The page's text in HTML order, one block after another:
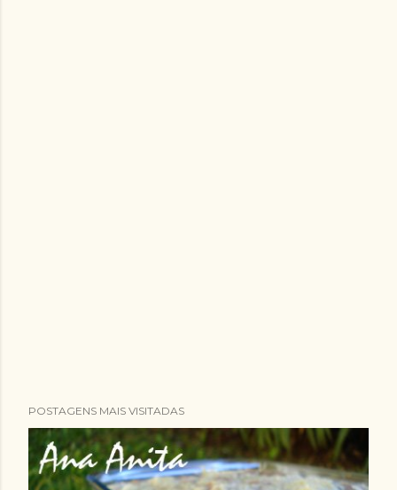
POSTAGENS MAIS VISITADAS